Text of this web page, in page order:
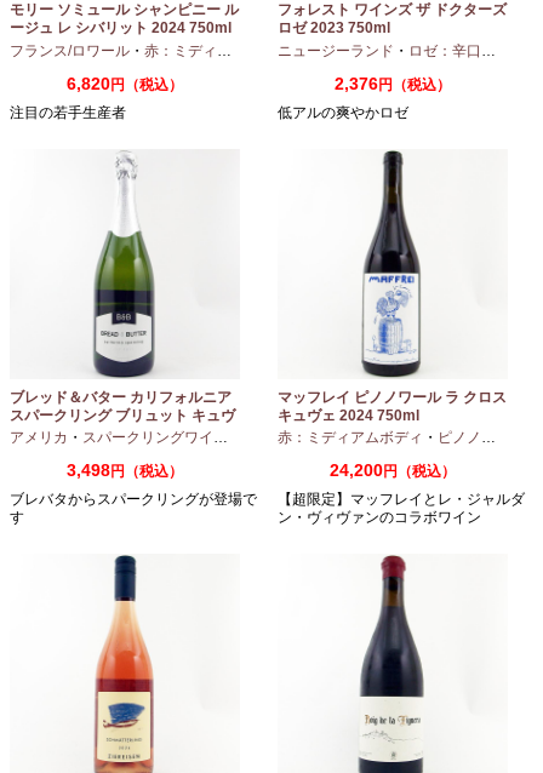
モリー ソミュール シャンピニー ル
ージュ レ シバリット 2024 750ml
フランス/ロワール ・ 赤：ミディアムボディ ・ カベルネフラン
6,820円（税込）
注目の若手生産者
フォレスト ワインズ ザ ドクターズ
ロゼ 2023 750ml
ニュージーランド ・ ロゼ：辛口
2,376円（税込）
低アルの爽やかロゼ
ブレッド＆バター カリフォルニア
スパークリング ブリュット キュヴ
ェ NV 750ml
アメリカ ・ スパークリングワイン シャルドネ
3,498円（税込）
ブレバタからスパークリングが登場で
す
マッフレイ ピノノワール ラ クロス
キュヴェ 2024 750ml
赤：ミディアムボディ ・ ピノノワール
24,200円（税込）
【超限定】マッフレイとレ・ジャルダ
ン・ヴィヴァンのコラボワイン